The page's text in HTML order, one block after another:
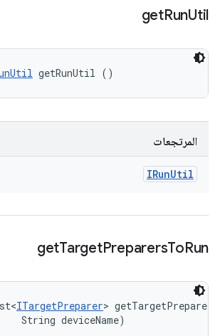
getRunUtil
getRunUtil ()
المرتجعات
IRunUtil
getTargetPreparersToRun
ITargetPreparer>
String deviceName)